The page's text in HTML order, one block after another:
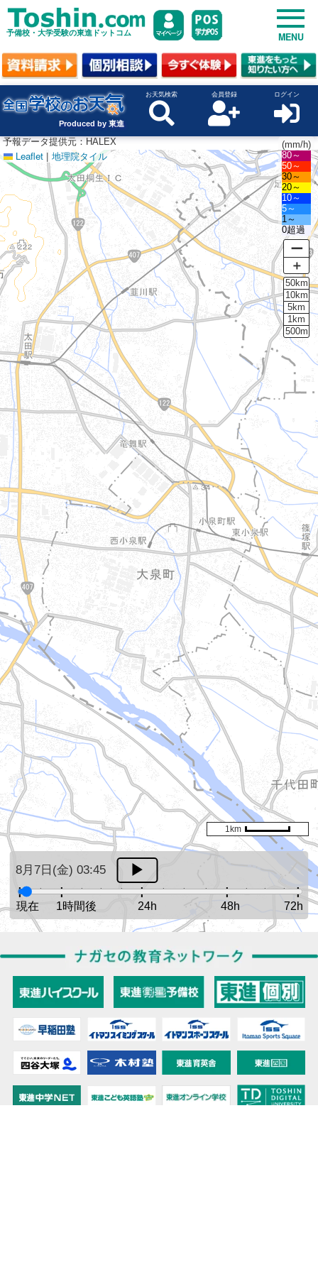
予備校・大学受験の東進ドットコム MENU
Produced by 東進
お天気検索 会員登録 ログイン
Leaflet | 地理院タイル
8月7日(金) 03:45
現在 1時間後 24h 48h 72h
1km
(mm/h)
80～
50～
30～
20～
10～
5～
1～
0超過
ー
＋
50km
10km
5km
1km
500m
予報データ提供元：HALEX